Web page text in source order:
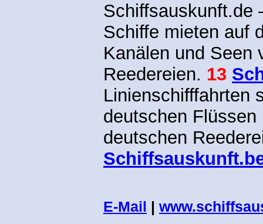
Schiffsauskunft.de
Schiffe mieten auf
Kanälen und Seen
Reedereien. 13
Linienschifffahrten
deutschen
deutschen
E-Mail |